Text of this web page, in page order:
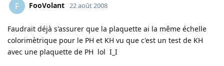
F FooVolant 22 août 2008
Faudrait déjà s'assurer que la plaquette ai la même échelle
colorimètrique pour le PH et KH vu que c'est un test de KH
avec une plaquette de PH lol I_I